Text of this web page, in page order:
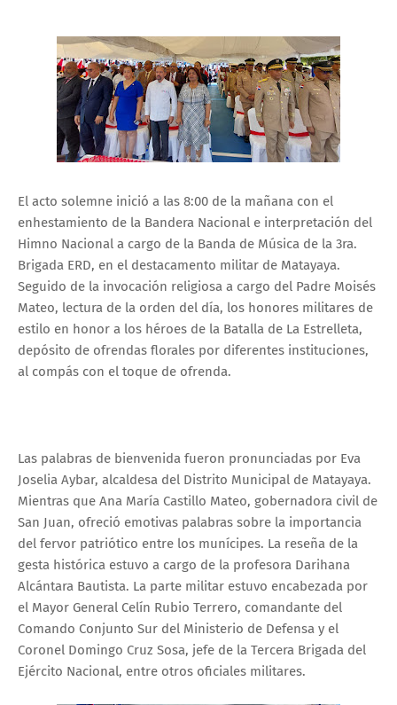
El acto solemne inició a las 8:00 de la mañana con el
enhestamiento de la Bandera Nacional e interpretación del
Himno Nacional a cargo de la Banda de Música de la 3ra.
Brigada ERD, en el destacamento militar de Matayaya.
Seguido de la invocación religiosa a cargo del Padre Moisés
Mateo, lectura de la orden del día, los honores militares de
estilo en honor a los héroes de la Batalla de La Estrelleta,
depósito de ofrendas florales por diferentes instituciones,
al compás con el toque de ofrenda.
Las palabras de bienvenida fueron pronunciadas por Eva
Joselia Aybar, alcaldesa del Distrito Municipal de Matayaya.
Mientras que Ana María Castillo Mateo, gobernadora civil de
San Juan, ofreció emotivas palabras sobre la importancia
del fervor patriótico entre los munícipes. La reseña de la
gesta histórica estuvo a cargo de la profesora Darihana
Alcántara Bautista. La parte militar estuvo encabezada por
el Mayor General Celín Rubio Terrero, comandante del
Comando Conjunto Sur del Ministerio de Defensa y el
Coronel Domingo Cruz Sosa, jefe de la Tercera Brigada del
Ejército Nacional, entre otros oficiales militares.